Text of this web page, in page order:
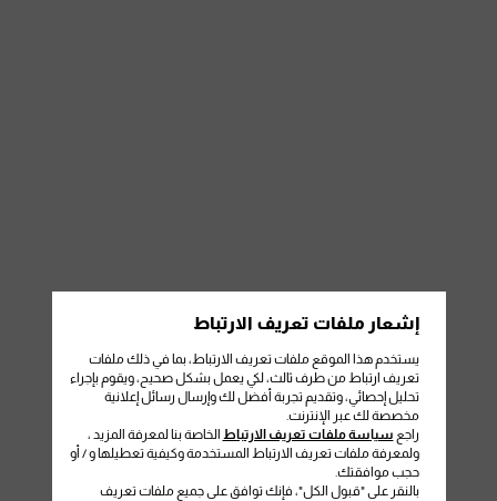
إشعار ملفات تعريف الارتباط
يستخدم هذا الموقع ملفات تعريف الارتباط، بما في ذلك ملفات
تعريف ارتباط من طرف ثالث، لكي يعمل بشكل صحيح، ويقوم بإجراء
تحليل إحصائي، وتقديم تجربة أفضل لك وإرسال رسائل إعلانية
مخصصة لك عبر الإنترنت.
راجع سياسة ملفات تعريف الارتباط الخاصة بنا لمعرفة المزيد ،
ولمعرفة ملفات تعريف الارتباط المستخدمة وكيفية تعطيلها و / أو
حجب موافقتك.
بالنقر على "قبول الكل"، فإنك توافق على جميع ملفات تعريف